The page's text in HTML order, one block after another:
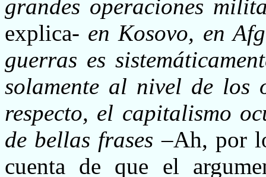
grandes operaciones
explica- en Kosovo, en
guerras es
solamente al nivel de los
respecto, el capitalismo
de bellas frases–Ah, por
cuenta de que el